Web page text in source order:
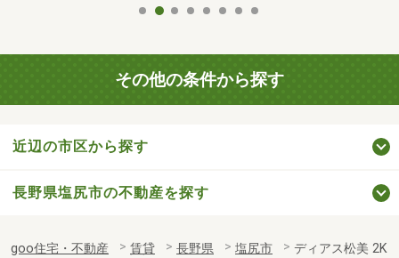
その他の条件から探す
近辺の市区から探す
長野県塩尻市の不動産を探す
goo住宅・不動産 賃貸 長野県 塩尻市 ディアス松美 2K